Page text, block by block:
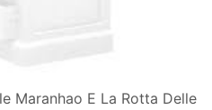
Maranhao E La Rotta Delle